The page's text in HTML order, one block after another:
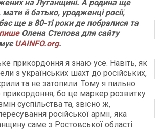
на Луганщині. А родина ще
мати й батько, уродженці росії,
ще в 80-ті роки де побралися та
пише Олена Степова для сайту
UAINFO.org.
прикордоння я знаю усе. Навіть, як
з українських шахт до російських,
та не затопили. Тому я пильно
бо це маркер розвитку
суспільства та, звісно ж,
російської армії, яка
саме з Ростовської області.